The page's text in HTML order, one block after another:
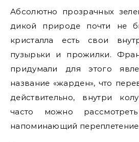
Абсолютно прозрачных
дикой природе почти не
кристалла есть свои
пузырьки и прожилки.
придумали для этого
название «жарден», что
действительно, внутри
часто можно
напоминающий переплетение